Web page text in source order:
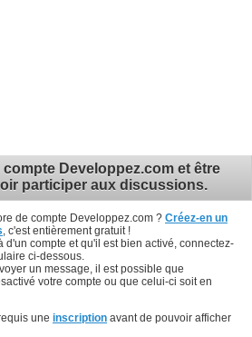
Developpez.com et être
participer aux discussions.
de compte Developpez.com ? Créez-en un
, c'est entièrement gratuit !
d'un compte et qu'il est bien activé, connectez-
ci-dessous.
un message, il est possible que
votre compte ou que celui-ci soit en
une inscription avant de pouvoir afficher